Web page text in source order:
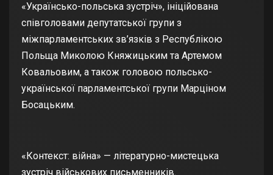
«Українсько-польська зустріч», ініційована
співголовами депутатської групи з
міжпарламентських зв’язків з Республікою
Польща Миколою Княжицьким та Артемом
Ковальовим, а також головою польсько-
української парламентської групи Марціном
Босацьким.
«Контекст: війна» — літературно-мистецька
зустріч військових письменників.